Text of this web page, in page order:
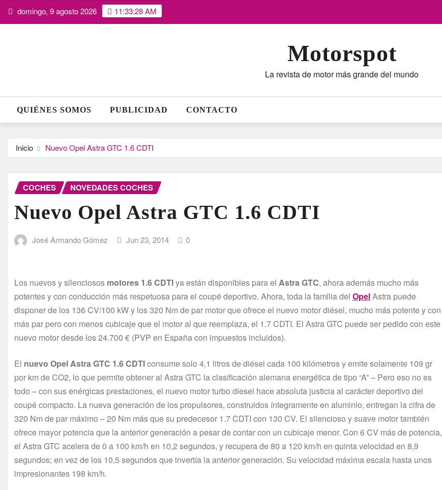
Saltardomingo, 9 agosto 2026 11:33:29 AM
Motorspot
La revista de motor más grande del mundo
QUIÉNES SOMOS PUBLICIDAD CONTACTO
Inicio Nuevo Opel Astra GTC 1.6 CDTI
COCHES NOVEDADES COCHES
Nuevo Opel Astra GTC 1.6 CDTI
José Armando Gómez Jun 23, 2014 0
Los nuevos y silenciosos motores 1.6 CDTIya están disponibles para el AstraGTC, ahora además mucho más
potentes y con conducción más respetuosa para el coupé deportivo. Ahora, toda la familia del OpelAstra puede
disponer de los 136 CV/100 kW y los 320 Nm de par motor que ofrece el nuevo motor diésel, mucho más potente y con
más par pero con menos cubicaje que el motor al que reemplaza, el 1.7 CDTI. El Astra GTC puede ser pedido con este
nuevo motor desde los 24.700 € (PVP en España con impuestos incluidos).
El nuevo Opel Astra GTC 1.6 CDTIconsume solo 4,1 litros de diésel cada 100 kilómetros y emite solamente 109 gr
por km de CO2, lo que permite obtener al Astra GTC la clasificación alemana energética de tipo “A” – Pero eso no es
todo – con sus enérgicas prestaciones, el nuevo motor turbo diesel hace absoluta justicia al carácter deportivo del
coupé compacto. La nueva generación de los propulsores, construidos íntegramente en aluminio, entregan la cifra de
320 Nm de par máximo – 20 Nm más que su predecesor 1.7 CDTI con 130 CV. El silencioso y suave motor también
ofrece mayor potencia que la anterior generación a pesar de contar con un cubicaje menor. Con 6 CV más de potencia,
el Astra GTC acelera de 0 a 100 km/h en 10,2 segundos, y recupera de 80 a 120 km/h en quinta velocidad en 8,9
segundos; en vez de los 10,5 segundos que invertía la anterior generación. Su velocidad máxima escala hasta unos
impresionantes 198 km/h.